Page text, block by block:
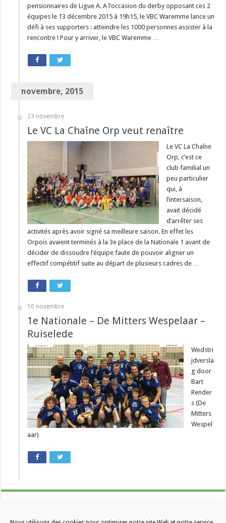
pensionnaires de Ligue A. A l’occasion du derby opposant ces 2
équipes le 13 décembre 2015 à 19h15, le VBC Waremme lance un
défi à ses supporters : atteindre les 1000 personnes assister à la
rencontre ! Pour y arriver, le VBC Waremme …
novembre, 2015
23 novembre
Le VC La Chaîne Orp veut renaître
Le VC La Chaîne
Orp, c’est ce
club familial un
peu particulier
qui, à
l’intersaison,
avait décidé
d’arrêter ses
activités après avoir signé sa meilleure saison. En effet les
Orpois avaient terminés à la 3e place de la Nationale 1 avant de
décider de dissoudre l’équipe faute de pouvoir aligner un
effectif compétitif suite au départ de plusieurs cadres de …
10 novembre
1e Nationale – De Mitters Wespelaar –
Ruiselede
Wedstri
jdversla
g door
Bart
Render
s (De
Mitters
Wespel
aar)